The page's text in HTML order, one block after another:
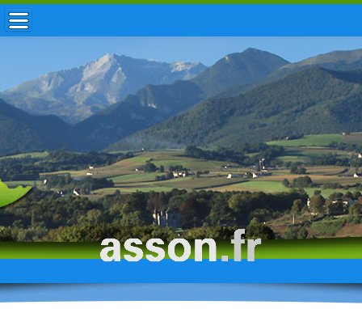
ACCUEIL / INFOS
MUNICIPALITÉ
VIE LOCALE
ENFANCE
TOURISME
HISTOIRE